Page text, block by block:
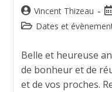
Vincent Thizeau
Dates et
Belle et heureuse
de bonheur et de
et de vos proches.